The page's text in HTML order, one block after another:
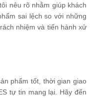
nêu rõ nhằm giúp khách
sai lệch so với những
nhiệm và tiến hành xử
phẩm tốt, thời gian giao
tự tin mang lại. Hãy đến